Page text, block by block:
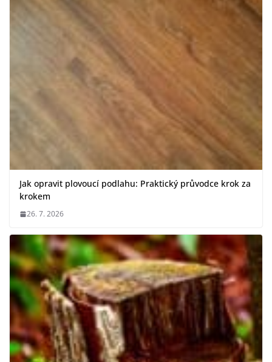
Jak opravit plovoucí podlahu: Praktický průvodce krok za
krokem
26. 7. 2026